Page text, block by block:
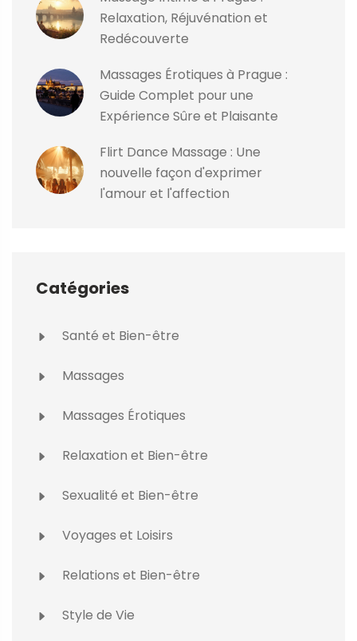
Relaxation, Réjuvénation et
Redécouverte
Massages Érotiques à Prague :
Guide Complet pour une
Expérience Sûre et Plaisante
Flirt Dance Massage : Une
nouvelle façon d'exprimer
l'amour et l'affection
Catégories
Santé et Bien-être
Massages
Massages Érotiques
Relaxation et Bien-être
Sexualité et Bien-être
Voyages et Loisirs
Relations et Bien-être
Style de Vie